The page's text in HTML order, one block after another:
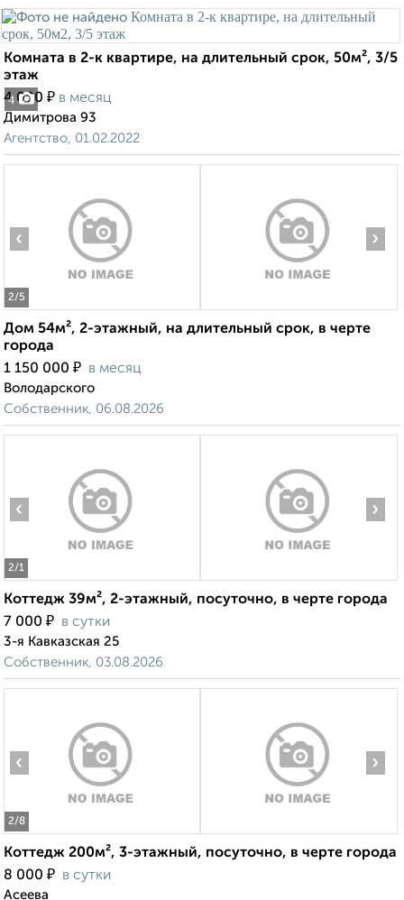
4
Комната в 2-к квартире, на длительный срок, 50м², 3/5
этаж
4 000 ₽ в месяц
Димитрова 93
Агентство, 01.02.2022
2/5
‹ ›
Дом 54м², 2-этажный, на длительный срок, в черте
города
1 150 000 ₽ в месяц
Володарского
Собственник, 06.08.2026
2/1
‹ ›
Коттедж 39м², 2-этажный, посуточно, в черте города
7 000 ₽ в сутки
3-я Кавказская 25
Собственник, 03.08.2026
2/8
‹ ›
Коттедж 200м², 3-этажный, посуточно, в черте города
8 000 ₽ в сутки
Асеева